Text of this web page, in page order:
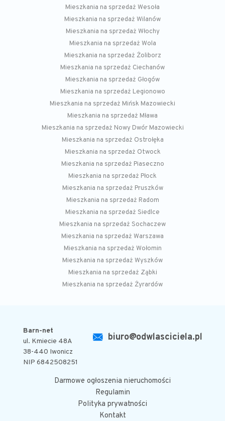
Mieszkania na sprzedaż Wesoła
Mieszkania na sprzedaż Wilanów
Mieszkania na sprzedaż Włochy
Mieszkania na sprzedaż Wola
Mieszkania na sprzedaż Żoliborz
Mieszkania na sprzedaż Ciechanów
Mieszkania na sprzedaż Głogów
Mieszkania na sprzedaż Legionowo
Mieszkania na sprzedaż Mińsk Mazowiecki
Mieszkania na sprzedaż Mława
Mieszkania na sprzedaż Nowy Dwór Mazowiecki
Mieszkania na sprzedaż Ostrołęka
Mieszkania na sprzedaż Otwock
Mieszkania na sprzedaż Piaseczno
Mieszkania na sprzedaż Płock
Mieszkania na sprzedaż Pruszków
Mieszkania na sprzedaż Radom
Mieszkania na sprzedaż Siedlce
Mieszkania na sprzedaż Sochaczew
Mieszkania na sprzedaż Warszawa
Mieszkania na sprzedaż Wołomin
Mieszkania na sprzedaż Wyszków
Mieszkania na sprzedaż Ząbki
Mieszkania na sprzedaż Żyrardów
Barn-net
ul. Kmiecie 48A
38-440 Iwonicz
NIP 6842508251
biuro@odwlasciciela.pl
Darmowe ogłoszenia nieruchomości
Regulamin
Polityka prywatności
Kontakt